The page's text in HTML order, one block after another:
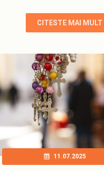
CITESTE MAI MULT
11.07.2025